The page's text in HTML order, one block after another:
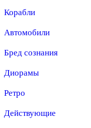
Корабли
Автомобили
Бред сознания
Диорамы
Ретро
Действующие